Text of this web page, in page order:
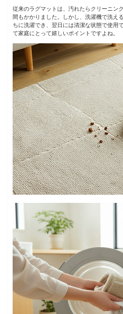
従来のラグマットは、汚れたらクリーニン
間もかかりました。しかし、洗濯機で洗え
ちに洗濯でき、翌日には清潔な状態で使用
て家庭にとって嬉しいポイントですよね。